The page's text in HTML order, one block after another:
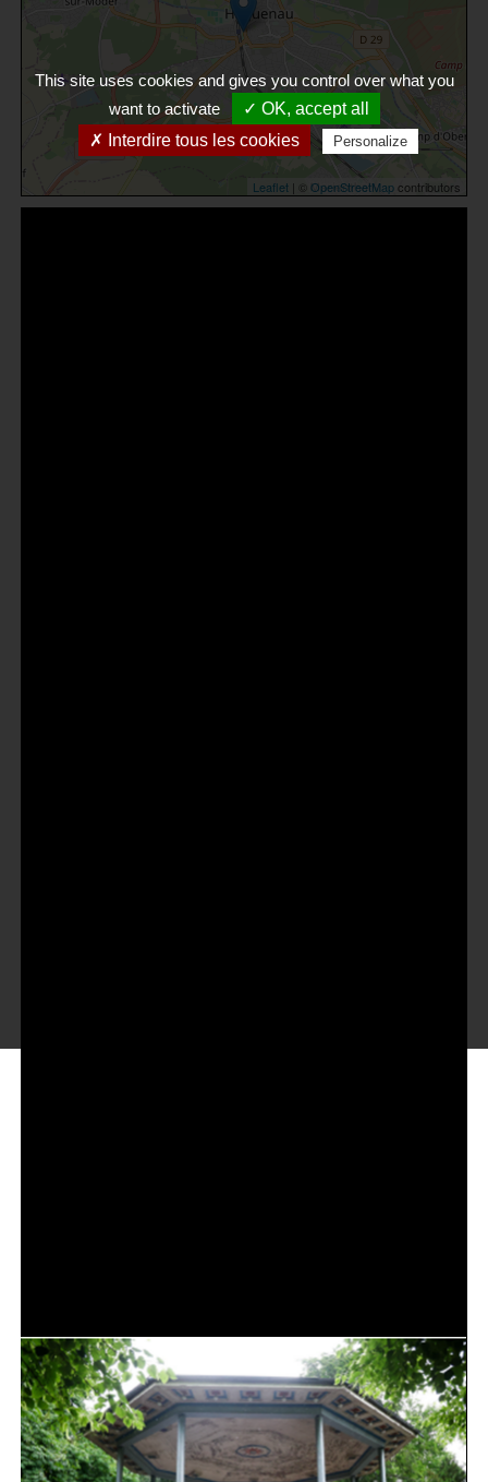
Leaflet| © OpenStreetMapcontributors
This site uses cookies and gives you control over what you
want to activate
✓ OK, accept all
✗ Interdire tous les cookies
Personalize